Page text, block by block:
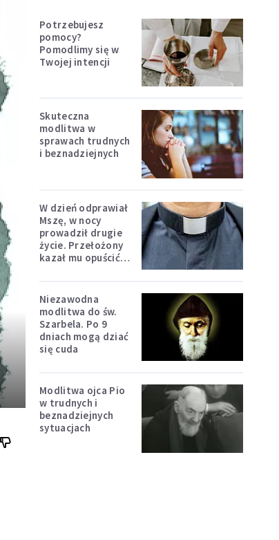
Potrzebujesz
pomocy?
Pomodlimy się w
Twojej intencji
Skuteczna
modlitwa w
sprawach trudnych
i beznadziejnych
W dzień odprawiał
Mszę, w nocy
prowadził drugie
życie. Przełożony
kazał mu opuścić
Niezawodna
modlitwa do św.
Szarbela. Po 9
dniach mogą dziać
się cuda
Modlitwa ojca Pio
w trudnych i
beznadziejnych
sytuacjach